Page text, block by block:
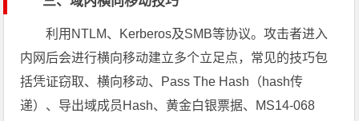
利用NTLM、Kerberos及SMB等协议。攻击者进入
内网后会进行横向移动建立多个立足点，常见的技巧包
括凭证窃取、横向移动、Pass The Hash（hash传
递）、导出域成员Hash、黄金白银票据、MS14-068